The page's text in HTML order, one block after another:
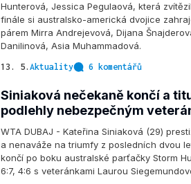
Hunterová, Jessica Pegulaová, která
finále si australsko-americká dvojice
párem Mirra Andrejevová, Dijana
Danilinová, Asia Muhammadová.
13. 5. Aktuality 6 komentářů
Siniaková nečekaně končí a
podlehly nebezpečným
WTA DUBAJ - Kateřina Siniaková (29)
a nenaváže na triumfy z posledních dvou
končí po boku australské parťačky Storm
6:7, 4:6 s veteránkami Laurou